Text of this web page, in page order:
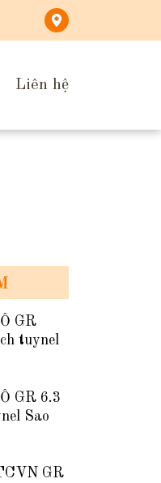
Liên hệ
GR
tuynel
GR 6.3
Sao
GR